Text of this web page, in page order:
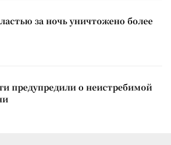
за ночь уничтожено более
предупредили о неистребимой